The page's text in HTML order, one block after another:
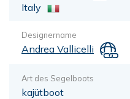
Italy
Designername
Andrea Vallicelli
Art des Segelboots
kajütboot